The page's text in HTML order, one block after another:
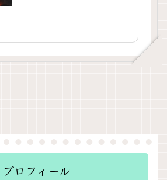
プロフィール